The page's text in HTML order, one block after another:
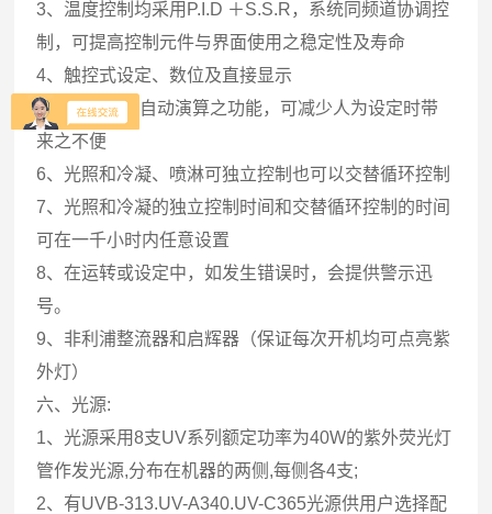
3、温度控制均采用P.I.D ＋S.S.R，系统同频道协调控
制，可提高控制元件与界面使用之稳定性及寿命
4、触控式设定、数位及直接显示
5、具有P.I.D 自动演算之功能，可减少人为设定时带
来之不便
6、光照和冷凝、喷淋可独立控制也可以交替循环控制
7、光照和冷凝的独立控制时间和交替循环控制的时间
可在一千小时内任意设置
8、在运转或设定中，如发生错误时，会提供警示迅
号。
9、非利浦整流器和启辉器（保证每次开机均可点亮紫
外灯）
六、光源:
1、光源采用8支UV系列额定功率为40W的紫外荧光灯
管作发光源,分布在机器的两侧,每侧各4支;
2、有UVB-313.UV-A340.UV-C365光源供用户选择配